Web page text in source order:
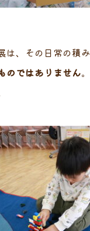
は、その日常の積
のではありません